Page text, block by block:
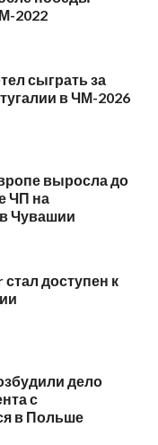
2022
сыграть за
в ЧМ-2026
выросла до
ЧП на
Чувашии
доступен к
дело
с
в Польше